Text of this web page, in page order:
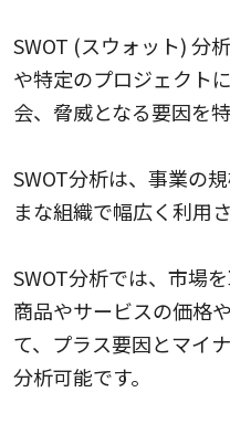
SWOT (スウォット) 分
や特定のプロジェクト
会、脅威となる要因を
SWOT分析は、事業の
まな組織で幅広く利用
SWOT分析では、市場
商品やサービスの価格
て、プラス要因とマイ
分析可能です。